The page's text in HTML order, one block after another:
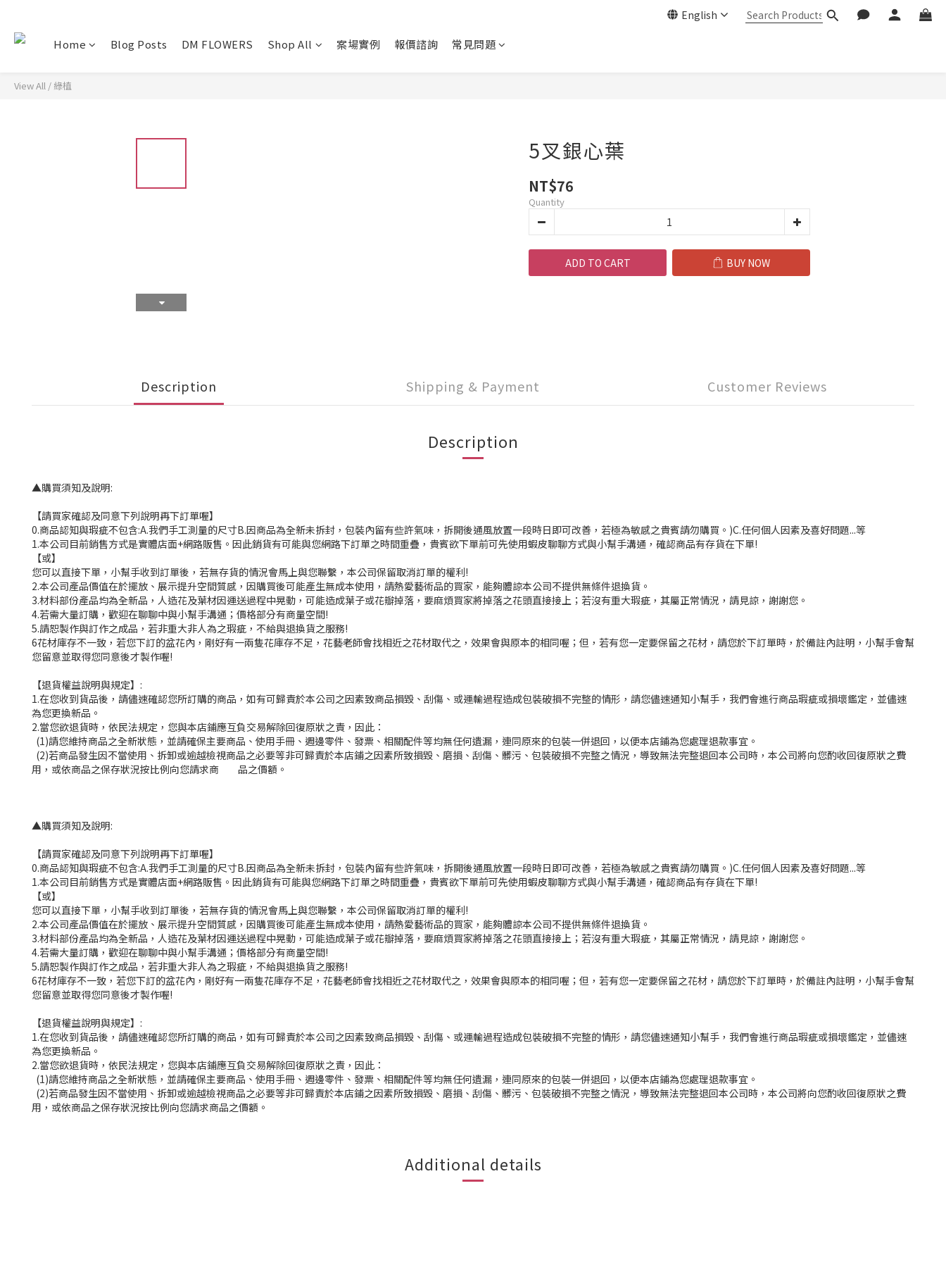
English
Home Blog Posts DM FLOWERS Shop All 案場實例 報價諮詢 常見問題
View All / 綠植
5叉銀心葉
NT$76
Quantity
ADD TO CART BUY NOW
Description Shipping & Payment Customer Reviews
Description
▲購買須知及說明:
【請買家確認及同意下列說明再下訂單喔】
0.商品認知與瑕疵不包含:A.我們手工測量的尺寸B.因商品為全新未拆封，包裝內留有些許氣味，拆開後通風放置一段時日即可改善，若極為敏感之貴賓請勿購買。)C.任何個人因素及喜好問題...等
1.本公司目前銷售方式是實體店面+網路販售。因此銷貨有可能與您網路下訂單之時間重疊，貴賓欲下單前可先使用蝦皮聊聊方式與小幫手溝通，確認商品有存貨在下單!
【或】
您可以直接下單，小幫手收到訂單後，若無存貨的情況會馬上與您聯繫，本公司保留取消訂單的權利!
2.本公司產品價值在於擺放、展示提升空間質感，因購買後可能產生無成本使用，請熱愛藝術品的買家，能夠體諒本公司不提供無條件退換貨。
3.材料部份產品均為全新品，人造花及葉材因運送過程中晃動，可能造成葉子或花瓣掉落，要麻煩買家將掉落之花頭直接接上；若沒有重大瑕疵，其屬正常情況，請見諒，謝謝您。
4.若需大量訂購，歡迎在聊聊中與小幫手溝通；價格部分有商量空間!
5.請恕製作與訂作之成品，若非重大非人為之瑕疵，不給與退換貨之服務!
6花材庫存不一致，若您下訂的盆花內，剛好有一兩隻花庫存不足，花藝老師會找相近之花材取代之，效果會與原本的相同喔；但，若有您一定要保留之花材，請您於下訂單時，於備註內註明，小幫手會幫
您留意並取得您同意後才製作喔!
【退貨權益說明與規定】:
1.在您收到貨品後，請儘速確認您所訂購的商品，如有可歸責於本公司之因素致商品損毀、刮傷、或運輸過程造成包裝破損不完整的情形，請您儘速通知小幫手，我們會進行商品瑕疵或損壞鑑定，並儘速
為您更換新品。
2.當您欲退貨時，依民法規定，您與本店鋪應互負交易解除回復原狀之責，因此：
(1)請您維持商品之全新狀態，並請確保主要商品、使用手冊、週邊零件、發票、相關配件等均無任何遺漏，連同原來的包裝一併退回，以便本店鋪為您處理退款事宜。
(2)若商品發生因不當使用、拆卸或逾越檢視商品之必要等非可歸責於本店鋪之因素所致損毀、磨損、刮傷、髒污、包裝破損不完整之情況，導致無法完整退回本公司時，本公司將向您酌收回復原狀之費
用，或依商品之保存狀況按比例向您請求商 品之價額。
▲購買須知及說明:
【請買家確認及同意下列說明再下訂單喔】
0.商品認知與瑕疵不包含:A.我們手工測量的尺寸B.因商品為全新未拆封，包裝內留有些許氣味，拆開後通風放置一段時日即可改善，若極為敏感之貴賓請勿購買。)C.任何個人因素及喜好問題...等
1.本公司目前銷售方式是實體店面+網路販售。因此銷貨有可能與您網路下訂單之時間重疊，貴賓欲下單前可先使用蝦皮聊聊方式與小幫手溝通，確認商品有存貨在下單!
【或】
您可以直接下單，小幫手收到訂單後，若無存貨的情況會馬上與您聯繫，本公司保留取消訂單的權利!
2.本公司產品價值在於擺放、展示提升空間質感，因購買後可能產生無成本使用，請熱愛藝術品的買家，能夠體諒本公司不提供無條件退換貨。
3.材料部份產品均為全新品，人造花及葉材因運送過程中晃動，可能造成葉子或花瓣掉落，要麻煩買家將掉落之花頭直接接上；若沒有重大瑕疵，其屬正常情況，請見諒，謝謝您。
4.若需大量訂購，歡迎在聊聊中與小幫手溝通；價格部分有商量空間!
5.請恕製作與訂作之成品，若非重大非人為之瑕疵，不給與退換貨之服務!
6花材庫存不一致，若您下訂的盆花內，剛好有一兩隻花庫存不足，花藝老師會找相近之花材取代之，效果會與原本的相同喔；但，若有您一定要保留之花材，請您於下訂單時，於備註內註明，小幫手會幫
您留意並取得您同意後才製作喔!
【退貨權益說明與規定】:
1.在您收到貨品後，請儘速確認您所訂購的商品，如有可歸責於本公司之因素致商品損毀、刮傷、或運輸過程造成包裝破損不完整的情形，請您儘速通知小幫手，我們會進行商品瑕疵或損壞鑑定，並儘速
為您更換新品。
2.當您欲退貨時，依民法規定，您與本店鋪應互負交易解除回復原狀之責，因此：
(1)請您維持商品之全新狀態，並請確保主要商品、使用手冊、週邊零件、發票、相關配件等均無任何遺漏，連同原來的包裝一併退回，以便本店鋪為您處理退款事宜。
(2)若商品發生因不當使用、拆卸或逾越檢視商品之必要等非可歸責於本店鋪之因素所致損毀、磨損、刮傷、髒污、包裝破損不完整之情況，導致無法完整退回本公司時，本公司將向您酌收回復原狀之費
用，或依商品之保存狀況按比例向您請求商品之價額。
Additional details